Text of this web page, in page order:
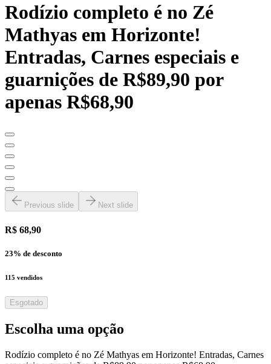
Rodízio completo é no Zé
Mathyas em Horizonte!
Entradas, Carnes especiais e
guarnições de R$89,90 por
apenas R$68,90
Previous slide Next slide
R$ 68,90
23% de desconto
115 vendidos
Esgotado
Escolha uma opção
Rodízio completo é no Zé Mathyas em Horizonte! Entradas, Carnes